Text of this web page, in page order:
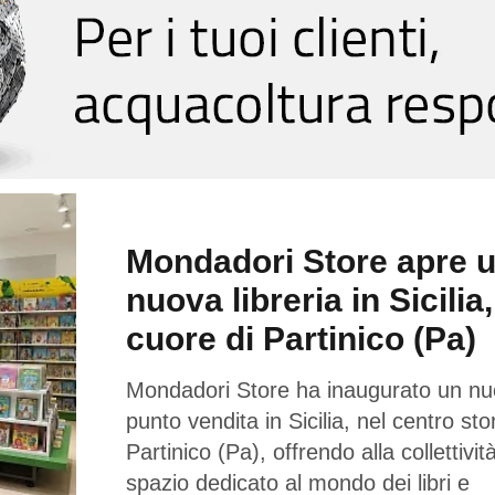
Mondadori Store apre
nuova libreria in
cuore di Partinico (Pa)
Mondadori Store ha inaugurato un
punto vendita in Sicilia, nel centro
Partinico (Pa), offrendo alla
spazio dedicato al mondo dei libri e